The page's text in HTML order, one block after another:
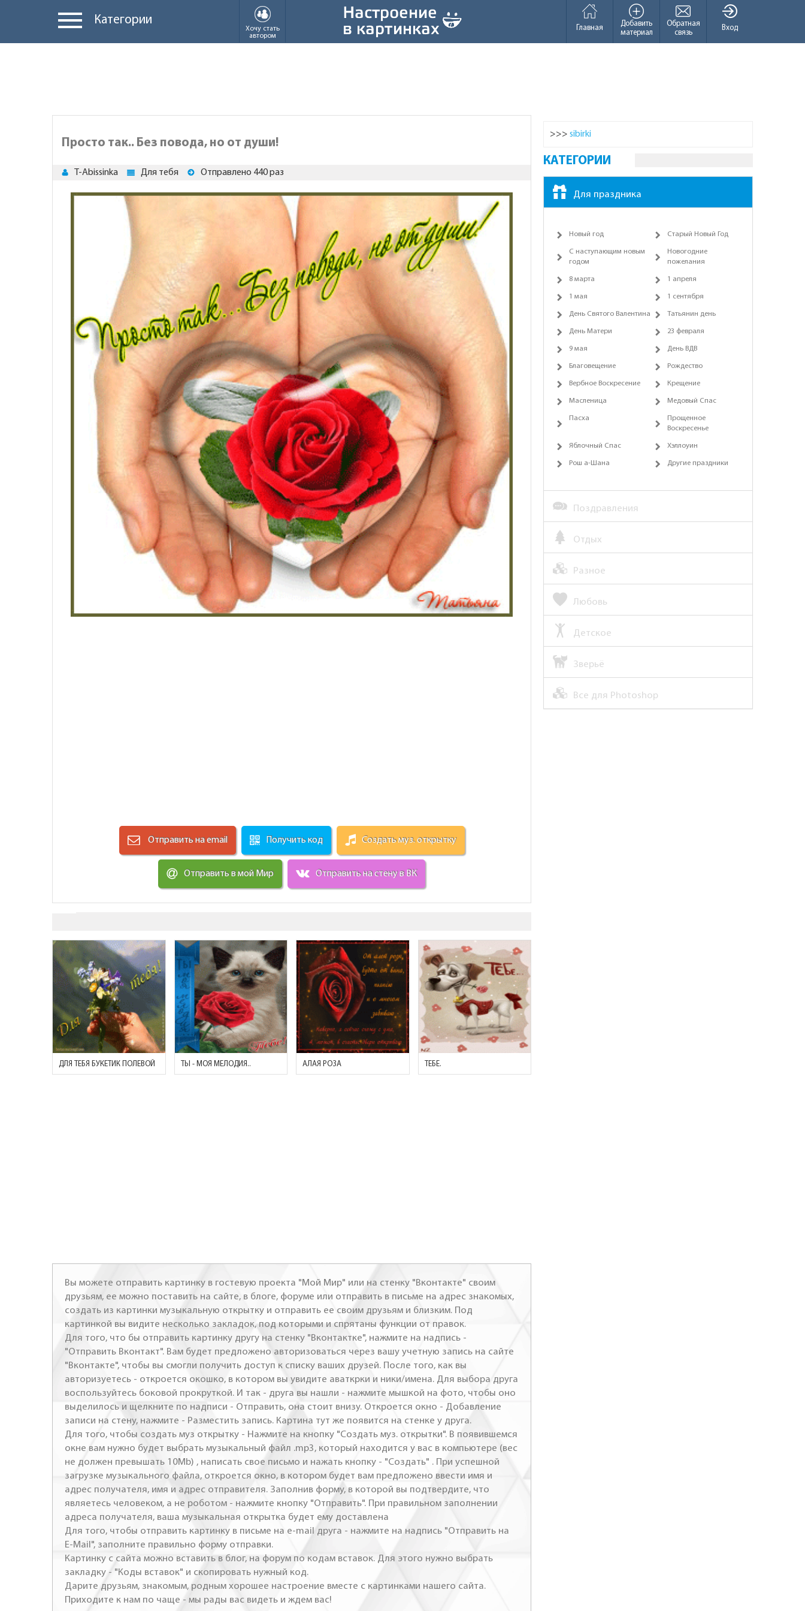
Категории
Хочу стать
автором
Вход
Обратная
связь
Добавить
материал
Главная
Просто так.. Без повода, но от души!
T-Abissinka Для тебя Отправлено 440 раз
Отправить на email Получить код Создать муз. открытку
Отправить в мой Мир Отправить на стену в ВК
ДЛЯ ТЕБЯ БУКЕТИК ПОЛЕВОЙ ТЫ - МОЯ МЕЛОДИЯ.. АЛАЯ РОЗА ТЕБЕ.
Вы можете отправить картинку в гостевую проекта "Мой Мир" или на стенку "Вконтакте" своим
друзьям, ее можно поставить на сайте, в блоге, форуме или отправить в письме на адрес знакомых,
создать из картинки музыкальную открытку и отправить ее своим друзьям и близким. Под
картинкой вы видите несколько закладок, под которыми и спрятаны функции от правок.
Для того, что бы отправить картинку другу на стенку "Вконтактке", нажмите на надпись -
"Отправить Вконтакт". Вам будет предложено авторизоваться через вашу учетную запись на сайте
"Вконтакте", чтобы вы смогли получить доступ к списку ваших друзей. После того, как вы
авторизуетесь - откроется окошко, в котором вы увидите аваткрки и ники/имена. Для выбора друга
воспользуйтесь боковой прокруткой. И так - друга вы нашли - нажмите мышкой на фото, чтобы оно
выделилось и щелкните по надписи - Отправить, она стоит внизу. Откроется окно - Добавление
записи на стену, нажмите - Разместить запись. Картина тут же появится на стенке у друга.
Для того, чтобы создать муз открытку - Нажмите на кнопку "Создать муз. открытки". В появившемся
окне вам нужно будет выбрать музыкальный файл .mp3, который находится у вас в компьютере (вес
не должен превышать 10Mb) , написать свое письмо и нажать кнопку - "Создать" . При успешной
загрузке музыкального файла, откроется окно, в котором будет вам предложено ввести имя и
адрес получателя, имя и адрес отправителя. Заполнив форму, в которой вы подтвердите, что
являетесь человеком, а не роботом - нажмите кнопку "Отправить". При правильном заполнении
адреса получателя, ваша музыкальная открытка будет ему доставлена
Для того, чтобы отправить картинку в письме на e-mail друга - нажмите на надпись "Отправить на
E-Mail", заполните правильно форму отправки.
Картинку с сайта можно вставить в блог, на форум по кодам вставок. Для этого нужно выбрать
закладку - "Коды вставок" и скопировать нужный код.
Дарите друзьям, знакомым, родным хорошее настроение вместе с картинками нашего сайта.
Приходите к нам по чаще - мы рады вас видеть и ждем вас!
>>> sibirki
КАТЕГОРИИ
Для праздника
Новый год Старый Новый Год
С наступающим новым
годом
Новогодние
пожелания
8 марта 1 апреля
1 мая 1 сентября
День Святого Валентина Татьянин день
День Матери 23 февраля
9 мая День ВДВ
Благовещение Рождество
Вербное Воскресение Крещение
Масленица Медовый Спас
Пасха
Прощенное
Воскресенье
Яблочный Спас Хэллоуин
Рош а-Шана Другие праздники
Поздравления
Отдых
Разное
Любовь
Детское
Зверьё
Все для Photoshop